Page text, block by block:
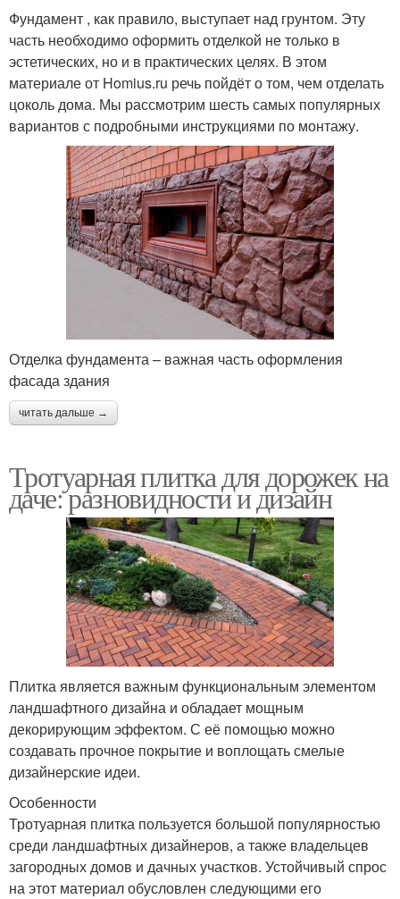
Фундамент , как правило, выступает над грунтом. Эту
часть необходимо оформить отделкой не только в
эстетических, но и в практических целях. В этом
материале от Homius.ru речь пойдёт о том, чем отделать
цоколь дома. Мы рассмотрим шесть самых популярных
вариантов с подробными инструкциями по монтажу.
Отделка фундамента – важная часть оформления
фасада здания
читать дальше →
Тротуарная плитка для дорожек на
даче: разновидности и дизайн
Плитка является важным функциональным элементом
ландшафтного дизайна и обладает мощным
декорирующим эффектом. С её помощью можно
создавать прочное покрытие и воплощать смелые
дизайнерские идеи.
Особенности
Тротуарная плитка пользуется большой популярностью
среди ландшафтных дизайнеров, а также владельцев
загородных домов и дачных участков. Устойчивый спрос
на этот материал обусловлен следующими его